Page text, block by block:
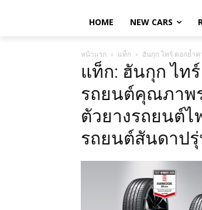
HOME NEW CARS
หน้าแรก แท็ก ฮันกุก ไทร์ ตอกย้ำ
แท็ก: ฮันกุก ไท
รถยนต์คุณภาพร
ตัวยางรถยนต์ไ
รถยนต์สันดาป